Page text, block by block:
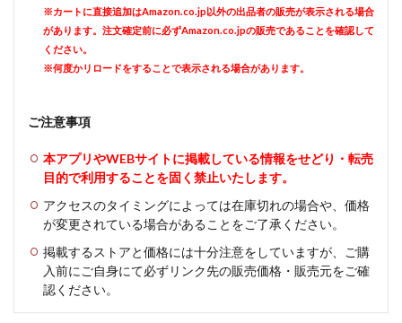
※カートに直接追加はAmazon.co.jp以外の出品者の販売が表示される場合
があります。注文確定前に必ずAmazon.co.jpの販売であることを確認して
ください。
※何度かリロードをすることで表示される場合があります。
ご注意事項
本アプリやWEBサイトに掲載している情報をせどり・転売
目的で利用することを固く禁止いたします。
アクセスのタイミングによっては在庫切れの場合や、価格
が変更されている場合があることをご了承ください。
掲載するストアと価格には十分注意をしていますが、ご購
入前にご自身にて必ずリンク先の販売価格・販売元をご確
認ください。